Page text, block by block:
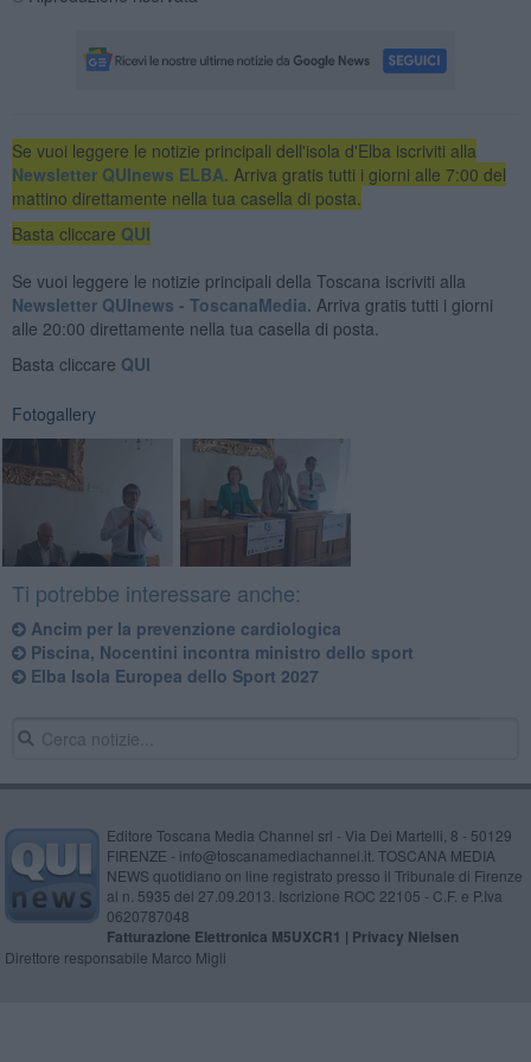
Se vuoi leggere le notizie principali dell'isola d'Elba iscriviti alla
Newsletter QUInews ELBA. Arriva gratis tutti i giorni alle 7:00 del
mattino direttamente nella tua casella di posta.
Basta cliccare QUI
Se vuoi leggere le notizie principali della Toscana iscriviti alla
Newsletter QUInews - ToscanaMedia. Arriva gratis tutti i giorni
alle 20:00 direttamente nella tua casella di posta.
Basta cliccare QUI
Fotogallery
Ti potrebbe interessare anche:
Ancim per la prevenzione cardiologica
Piscina, Nocentini incontra ministro dello sport
Elba Isola Europea dello Sport 2027
Editore Toscana Media Channel srl - Via Dei Martelli, 8 - 50129
FIRENZE - info@toscanamediachannel.it. TOSCANA MEDIA
NEWS quotidiano on line registrato presso il Tribunale di Firenze
al n. 5935 del 27.09.2013. Iscrizione ROC 22105 - C.F. e P.Iva
0620787048
Fatturazione Elettronica M5UXCR1 | Privacy Nielsen
Direttore responsabile Marco Migli